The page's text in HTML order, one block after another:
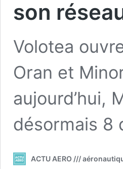
son
Volotea
Oran et
aujourd’hui,
désormais 8
ACTU AERO ///